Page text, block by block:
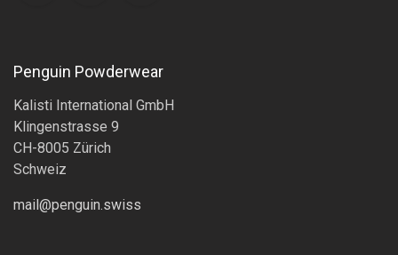
Penguin Powderwear
Kalisti International GmbH
Klingenstrasse 9
CH-8005 Zürich
Schweiz
mail@penguin.swiss